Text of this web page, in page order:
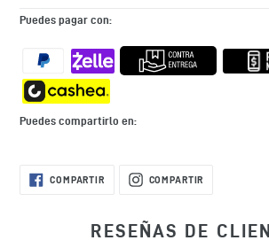
Puedes pagar con:
Puedes compartirlo en:
Agregando
COMPARTIRCOMPARTIR
EN COMPARTIR
RESEÑAS DE